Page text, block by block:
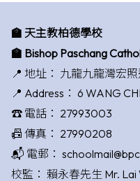
🏫 天主教柏德學校
🏫 Bishop Paschang
📍 地址： 九龍九龍灣宏
📍 Address： 6 WANG
☎️ 電話： 27993003
📠 傳真： 27990208
📬 電郵：
校監： 賴永春先生 Mr. Lai